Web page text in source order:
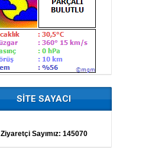
SİTE SAYACI
Ziyaretçi Sayımız: 145070